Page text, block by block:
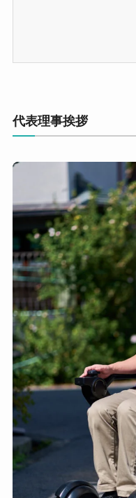
代表理事挨拶